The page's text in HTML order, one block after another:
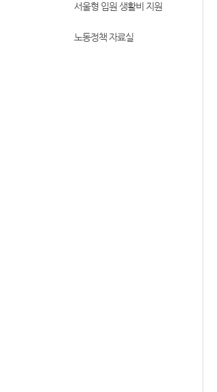
서울형 입원 생활비 지원
노동정책 자료실